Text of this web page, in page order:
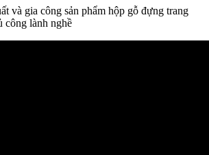
và gia công sản phẩm hộp gỗ đựng trang
công lành nghề